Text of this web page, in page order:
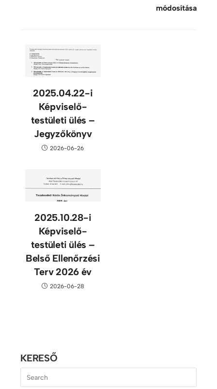
módosítása
2025.04.22-i
Képviselő-
testületi ülés –
Jegyzőkönyv
2026-06-26
2025.10.28-i
Képviselő-
testületi ülés –
Belső Ellenőrzési
Terv 2026 év
2026-06-28
KERESŐ